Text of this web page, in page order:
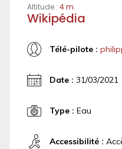
Altitude : 4 m.
Wikipédia
Télé-pilote :
Date : 31/03/2021
Type : Eau
Accessibilité :